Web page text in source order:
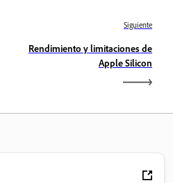
Siguiente
Rendimiento y limitaciones de
Apple Silicon